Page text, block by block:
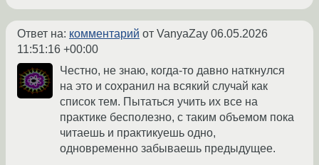
Ответ на: комментарий от VanyaZay 06.05.2026
11:51:16 +00:00
Честно, не знаю, когда-то давно наткнулся
на это и сохранил на всякий случай как
список тем. Пытаться учить их все на
практике бесполезно, с таким объемом пока
читаешь и практикуешь одно,
одновременно забываешь предыдущее.